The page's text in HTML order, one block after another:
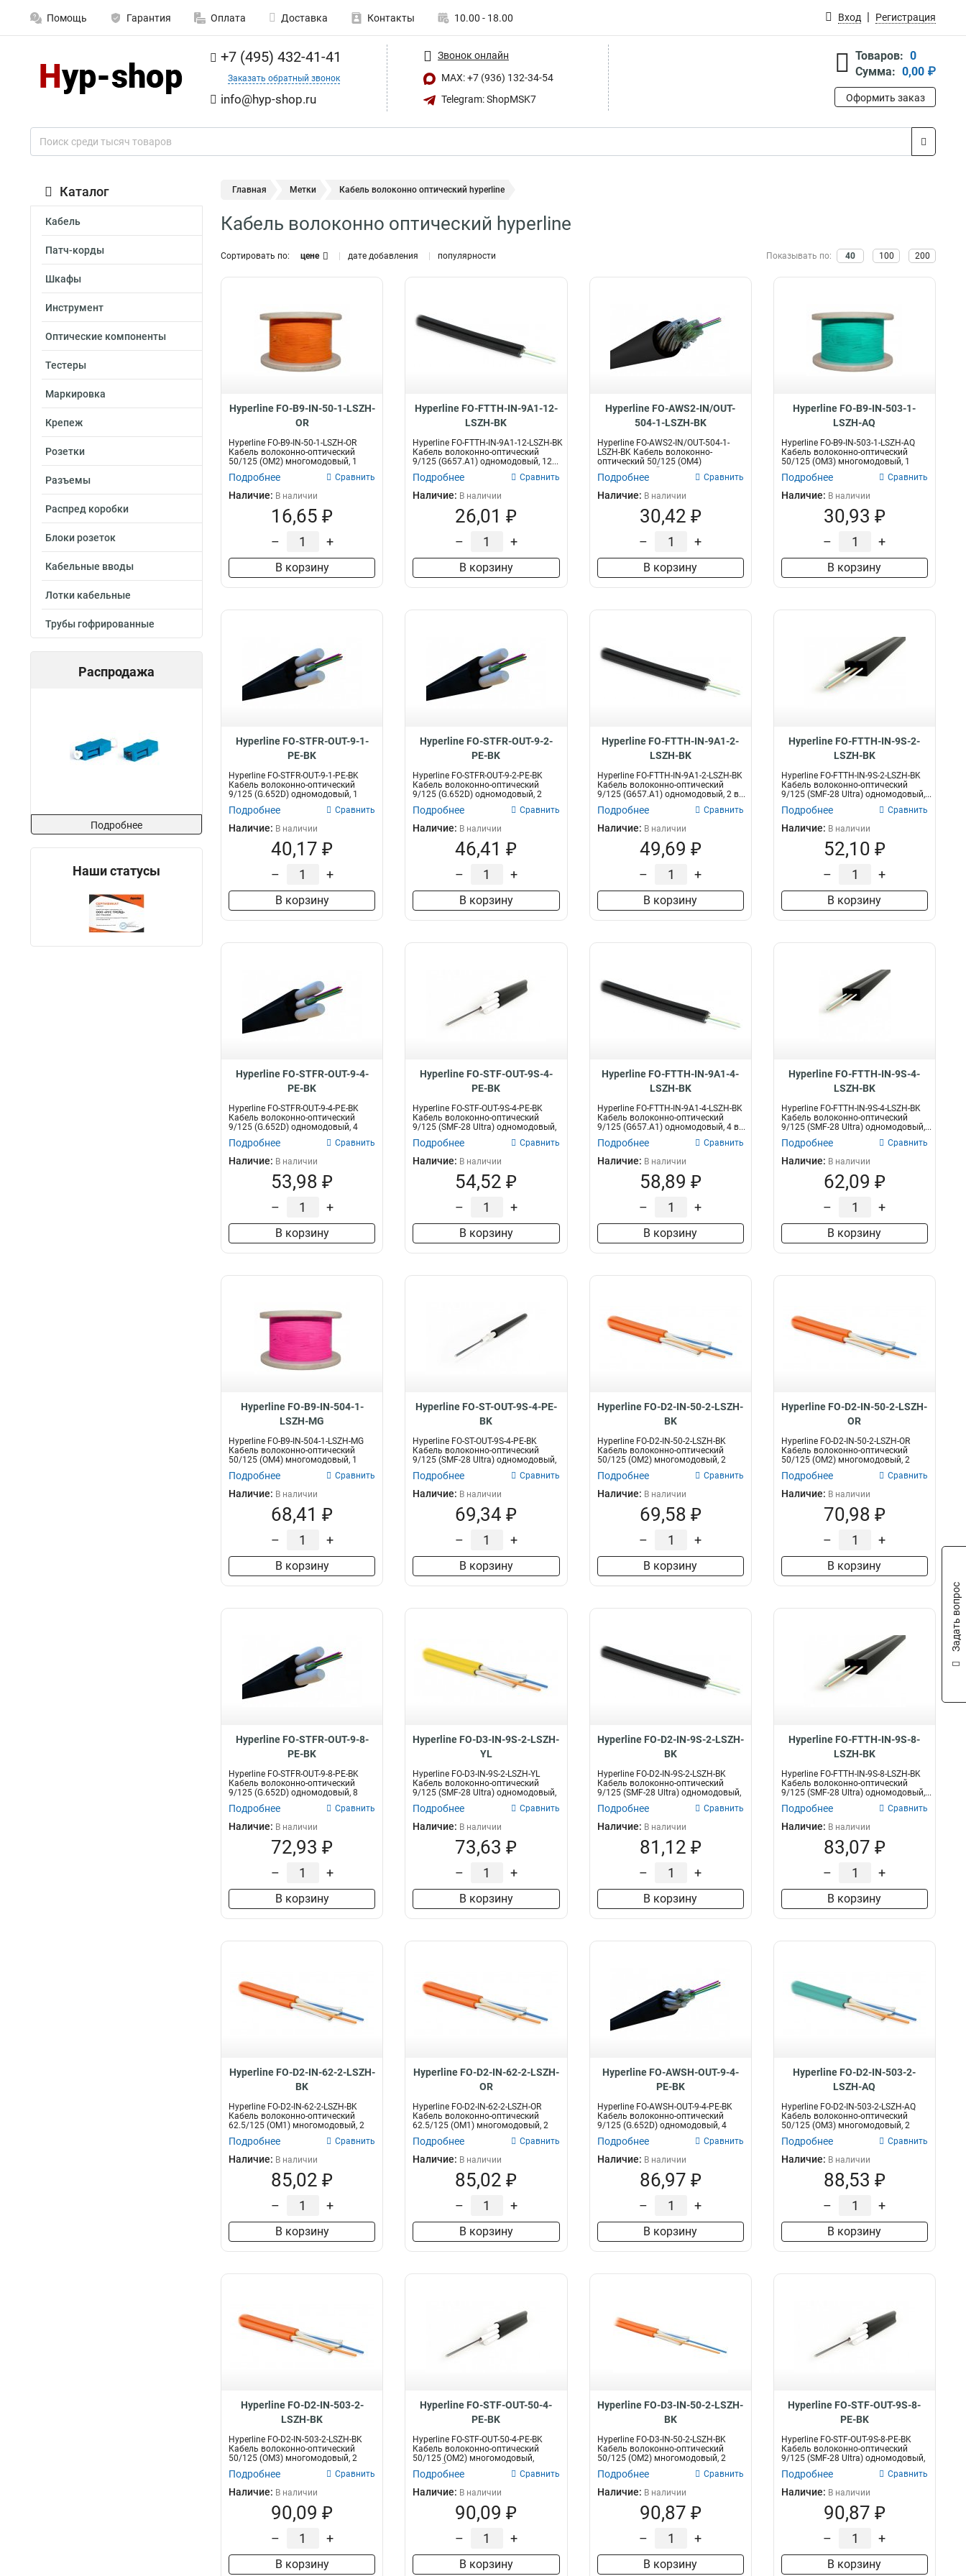
Помощь Гарантия Оплата Доставка Контакты 10.00 - 18.00 Вход Регистрация
+7 (495) 432-41-41
Заказать обратный звонок
info@hyp-shop.ru
Звонок онлайн
MAX: +7 (936) 132-34-54
Telegram: ShopMSK7
Товаров: 0
Сумма: 0,00 ₽
Оформить заказ
Каталог
Кабель
Патч-корды
Шкафы
Инструмент
Оптические компоненты
Тестеры
Маркировка
Крепеж
Розетки
Разъемы
Распред коробки
Блоки розеток
Кабельные вводы
Лотки кабельные
Трубы гофрированные
Распродажа
Подробнее
Наши статусы
Главная Метки Кабель волоконно оптический hyperline
Кабель волоконно оптический hyperline
Сортировать по: цене дате добавления популярности Показывать по: 40 100 200
Hyperline FO-B9-IN-50-1-LSZH-
OR
Hyperline FO-B9-IN-50-1-LSZH-OR
Кабель волоконно-оптический
50/125 (OM2) многомодовый, 1
волокн...
Подробнее Сравнить
Наличие: В наличии
16,65 ₽
– +
В корзину
Hyperline FO-FTTH-IN-9A1-12-
LSZH-BK
Hyperline FO-FTTH-IN-9A1-12-LSZH-BK
Кабель волоконно-оптический
9/125 (G657.А1) одномодовый, 12...
Подробнее Сравнить
Наличие: В наличии
26,01 ₽
– +
В корзину
Hyperline FO-AWS2-IN/OUT-
504-1-LSZH-BK
Hyperline FO-AWS2-IN/OUT-504-1-
LSZH-BK Кабель волоконно-
оптический 50/125 (OM4)
многомодовый, 1...
Подробнее Сравнить
Наличие: В наличии
30,42 ₽
– +
В корзину
Hyperline FO-B9-IN-503-1-
LSZH-AQ
Hyperline FO-B9-IN-503-1-LSZH-AQ
Кабель волоконно-оптический
50/125 (OM3) многомодовый, 1
Подробнее Сравнить
Наличие: В наличии
30,93 ₽
– +
В корзину
Hyperline FO-STFR-OUT-9-1-
PE-BK
Hyperline FO-STFR-OUT-9-1-PE-BK
Кабель волоконно-оптический
9/125 (G.652D) одномодовый, 1
Подробнее Сравнить
Наличие: В наличии
40,17 ₽
– +
В корзину
Hyperline FO-STFR-OUT-9-2-
PE-BK
Hyperline FO-STFR-OUT-9-2-PE-BK
Кабель волоконно-оптический
9/125 (G.652D) одномодовый, 2
Подробнее Сравнить
Наличие: В наличии
46,41 ₽
– +
В корзину
Hyperline FO-FTTH-IN-9A1-2-
LSZH-BK
Hyperline FO-FTTH-IN-9A1-2-LSZH-BK
Кабель волоконно-оптический
9/125 (G657.А1) одномодовый, 2 в...
Подробнее Сравнить
Наличие: В наличии
49,69 ₽
– +
В корзину
Hyperline FO-FTTH-IN-9S-2-
LSZH-BK
Hyperline FO-FTTH-IN-9S-2-LSZH-BK
Кабель волоконно-оптический
9/125 (SMF-28 Ultra) одномодовый,...
Подробнее Сравнить
Наличие: В наличии
52,10 ₽
– +
В корзину
Hyperline FO-STFR-OUT-9-4-
PE-BK
Hyperline FO-STFR-OUT-9-4-PE-BK
Кабель волоконно-оптический
9/125 (G.652D) одномодовый, 4
Подробнее Сравнить
Наличие: В наличии
53,98 ₽
– +
В корзину
Hyperline FO-STF-OUT-9S-4-
PE-BK
Hyperline FO-STF-OUT-9S-4-PE-BK
Кабель волоконно-оптический
9/125 (SMF-28 Ultra) одномодовый,
Подробнее Сравнить
Наличие: В наличии
54,52 ₽
– +
В корзину
Hyperline FO-FTTH-IN-9A1-4-
LSZH-BK
Hyperline FO-FTTH-IN-9A1-4-LSZH-BK
Кабель волоконно-оптический
9/125 (G657.А1) одномодовый, 4 в...
Подробнее Сравнить
Наличие: В наличии
58,89 ₽
– +
В корзину
Hyperline FO-FTTH-IN-9S-4-
LSZH-BK
Hyperline FO-FTTH-IN-9S-4-LSZH-BK
Кабель волоконно-оптический
9/125 (SMF-28 Ultra) одномодовый,...
Подробнее Сравнить
Наличие: В наличии
62,09 ₽
– +
В корзину
Hyperline FO-B9-IN-504-1-
LSZH-MG
Hyperline FO-B9-IN-504-1-LSZH-MG
Кабель волоконно-оптический
50/125 (OM4) многомодовый, 1
Подробнее Сравнить
Наличие: В наличии
68,41 ₽
– +
В корзину
Hyperline FO-ST-OUT-9S-4-PE-
BK
Hyperline FO-ST-OUT-9S-4-PE-BK
Кабель волоконно-оптический
9/125 (SMF-28 Ultra) одномодовый,
Подробнее Сравнить
Наличие: В наличии
69,34 ₽
– +
В корзину
Hyperline FO-D2-IN-50-2-LSZH-
BK
Hyperline FO-D2-IN-50-2-LSZH-BK
Кабель волоконно-оптический
50/125 (OM2) многомодовый, 2
волокн...
Подробнее Сравнить
Наличие: В наличии
69,58 ₽
– +
В корзину
Hyperline FO-D2-IN-50-2-LSZH-
OR
Hyperline FO-D2-IN-50-2-LSZH-OR
Кабель волоконно-оптический
50/125 (OM2) многомодовый, 2
волокн...
Подробнее Сравнить
Наличие: В наличии
70,98 ₽
– +
В корзину
Hyperline FO-STFR-OUT-9-8-
PE-BK
Hyperline FO-STFR-OUT-9-8-PE-BK
Кабель волоконно-оптический
9/125 (G.652D) одномодовый, 8
Подробнее Сравнить
Наличие: В наличии
72,93 ₽
– +
В корзину
Hyperline FO-D3-IN-9S-2-LSZH-
YL
Hyperline FO-D3-IN-9S-2-LSZH-YL
Кабель волоконно-оптический
9/125 (SMF-28 Ultra) одномодовый,
Подробнее Сравнить
Наличие: В наличии
73,63 ₽
– +
В корзину
Hyperline FO-D2-IN-9S-2-LSZH-
BK
Hyperline FO-D2-IN-9S-2-LSZH-BK
Кабель волоконно-оптический
9/125 (SMF-28 Ultra) одномодовый,
Подробнее Сравнить
Наличие: В наличии
81,12 ₽
– +
В корзину
Hyperline FO-FTTH-IN-9S-8-
LSZH-BK
Hyperline FO-FTTH-IN-9S-8-LSZH-BK
Кабель волоконно-оптический
9/125 (SMF-28 Ultra) одномодовый,...
Подробнее Сравнить
Наличие: В наличии
83,07 ₽
– +
В корзину
Hyperline FO-D2-IN-62-2-LSZH-
BK
Hyperline FO-D2-IN-62-2-LSZH-BK
Кабель волоконно-оптический
62.5/125 (OM1) многомодовый, 2
Подробнее Сравнить
Наличие: В наличии
85,02 ₽
– +
В корзину
Hyperline FO-D2-IN-62-2-LSZH-
OR
Hyperline FO-D2-IN-62-2-LSZH-OR
Кабель волоконно-оптический
62.5/125 (OM1) многомодовый, 2
Подробнее Сравнить
Наличие: В наличии
85,02 ₽
– +
В корзину
Hyperline FO-AWSH-OUT-9-4-
PE-BK
Hyperline FO-AWSH-OUT-9-4-PE-BK
Кабель волоконно-оптический
9/125 (G.652D) одномодовый, 4
Подробнее Сравнить
Наличие: В наличии
86,97 ₽
– +
В корзину
Hyperline FO-D2-IN-503-2-
LSZH-AQ
Hyperline FO-D2-IN-503-2-LSZH-AQ
Кабель волоконно-оптический
50/125 (OM3) многомодовый, 2
Подробнее Сравнить
Наличие: В наличии
88,53 ₽
– +
В корзину
Hyperline FO-D2-IN-503-2-
LSZH-BK
Hyperline FO-D2-IN-503-2-LSZH-BK
Кабель волоконно-оптический
50/125 (OM3) многомодовый, 2
Подробнее Сравнить
Наличие: В наличии
90,09 ₽
– +
В корзину
Hyperline FO-STF-OUT-50-4-
PE-BK
Hyperline FO-STF-OUT-50-4-PE-BK
Кабель волоконно-оптический
50/125 (OM2) многомодовый,
плоский,...
Подробнее Сравнить
Наличие: В наличии
90,09 ₽
– +
В корзину
Hyperline FO-D3-IN-50-2-LSZH-
BK
Hyperline FO-D3-IN-50-2-LSZH-BK
Кабель волоконно-оптический
50/125 (OM2) многомодовый, 2
волокн...
Подробнее Сравнить
Наличие: В наличии
90,87 ₽
– +
В корзину
Hyperline FO-STF-OUT-9S-8-
PE-BK
Hyperline FO-STF-OUT-9S-8-PE-BK
Кабель волоконно-оптический
9/125 (SMF-28 Ultra) одномодовый,
Подробнее Сравнить
Наличие: В наличии
90,87 ₽
– +
В корзину
Задать вопрос